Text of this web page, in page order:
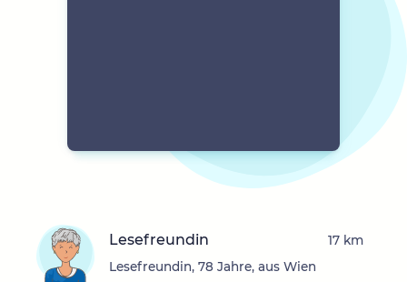
Lesefreundin
Lesefreundin, 78 Jahre, aus Wien
17 km